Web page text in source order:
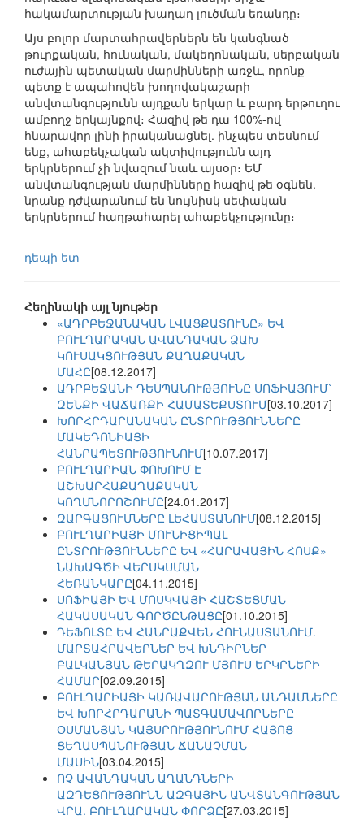
հակամարտության խաղաղ լուծման եռանդը։
Այս բոլոր մարտահրավերներն են կանգնած
թուրքական, հունական, մակեդոնական, սերբական
ուժային պետական մարմինների առջև, որոնք
պետք է ապահովեն խողովակաշարի
անվտանգությունն այդքան երկար և բարդ երթուղու
ամբողջ երկայնքով։ Հազիվ թե դա 100%-ով
հնարավոր լինի իրականացնել. ինչպես տեսնում
ենք, ահաբեկչական ակտիվությունն այդ
երկրներում չի նվազում նաև այսօր։ ԵՄ
անվտանգության մարմինները հազիվ թե օգնեն.
նրանք դժվարանում են նույնիսկ սեփական
երկրներում հաղթահարել ահաբեկչությունը։
դեպի ետ
Հեղինակի այլ նյութեր
«ԱԴՐԲԵՋԱՆԱԿԱՆ ԼՎԱՑՔԱՏՈՒՆԸ» ԵՎ
ԲՈՒԼՂԱՐԱԿԱՆ ԱՎԱՆԴԱԿԱՆ ՁԱԽ
ԿՈՒՍԱԿՑՈՒԹՅԱՆ ՔԱՂԱՔԱԿԱՆ
ՄԱՀԸ[08.12.2017]
ԱԴՐԲԵՋԱՆԻ ԴԵՍՊԱՆՈՒԹՅՈՒՆԸ ՍՈՖԻԱՅՈՒՄ՝
ԶԵՆՔԻ ՎԱՃԱՌՔԻ ՀԱՄԱՏԵՔՍՏՈՒՄ[03.10.2017]
ԽՈՐՀՐԴԱՐԱՆԱԿԱՆ ԸՆՏՐՈՒԹՅՈՒՆՆԵՐԸ
ՄԱԿԵԴՈՆԻԱՅԻ
ՀԱՆՐԱՊԵՏՈՒԹՅՈՒՆՈՒՄ[10.07.2017]
ԲՈՒԼՂԱՐԻԱՆ ՓՈԽՈՒՄ Է
ԱՇԽԱՐՀԱՔԱՂԱՔԱԿԱՆ
ԿՈՂՄՆՈՐՈՇՈՒՄԸ[24.01.2017]
ԶԱՐԳԱՑՈՒՄՆԵՐԸ ԼԵՀԱՍՏԱՆՈՒՄ[08.12.2015]
ԲՈՒԼՂԱՐԻԱՅԻ ՄՈՒՆԻՑԻՊԱԼ
ԸՆՏՐՈՒԹՅՈՒՆՆԵՐԸ ԵՎ «ՀԱՐԱՎԱՅԻՆ ՀՈՍՔ»
ՆԱԽԱԳԾԻ ՎԵՐՍԿՍՄԱՆ
ՀԵՌԱՆԿԱՐԸ[04.11.2015]
ՍՈՖԻԱՅԻ ԵՎ ՄՈՍԿՎԱՅԻ ՀԱՇՏԵՑՄԱՆ
ՀԱԿԱՍԱԿԱՆ ԳՈՐԾԸՆԹԱՑԸ[01.10.2015]
ԴԵՖՈԼՏԸ ԵՎ ՀԱՆՐԱՔՎԵՆ ՀՈՒՆԱՍՏԱՆՈՒՄ.
ՄԱՐՏԱՀՐԱՎԵՐՆԵՐ ԵՎ ԽՆԴԻՐՆԵՐ
ԲԱԼԿԱՆՅԱՆ ԹԵՐԱԿՂԶՈՒ ՄՅՈՒՍ ԵՐԿՐՆԵՐԻ
ՀԱՄԱՐ[02.09.2015]
ԲՈՒԼՂԱՐԻԱՅԻ ԿԱՌԱՎԱՐՈՒԹՅԱՆ ԱՆԴԱՄՆԵՐԸ
ԵՎ ԽՈՐՀՐԴԱՐԱՆԻ ՊԱՏԳԱՄԱՎՈՐՆԵՐԸ
ՕՍՄԱՆՅԱՆ ԿԱՅՍՐՈՒԹՅՈՒՆՈՒՄ ՀԱՅՈՑ
ՑԵՂԱՍՊԱՆՈՒԹՅԱՆ ՃԱՆԱՉՄԱՆ
ՄԱՍԻՆ[03.04.2015]
ՈՉ ԱՎԱՆԴԱԿԱՆ ԱՂԱՆԴՆԵՐԻ
ԱԶԴԵՑՈՒԹՅՈՒՆՆ ԱԶԳԱՅԻՆ ԱՆՎՏԱՆԳՈՒԹՅԱՆ
ՎՐԱ. ԲՈՒԼՂԱՐԱԿԱՆ ՓՈՐՁԸ[27.03.2015]